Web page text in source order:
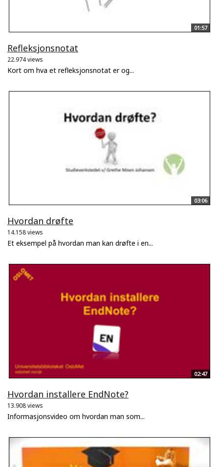
01:57
Refleksjonsnotat
22.974 views
Kort om hva et refleksjonsnotat er og...
03:06
Hvordan drøfte
14.158 views
Et eksempel på hvordan man kan drøfte i en...
02:47
Hvordan installere EndNote?
13.908 views
Informasjonsvideo om hvordan man som...